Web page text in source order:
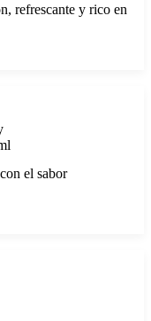
refrescante y rico en
el sabor